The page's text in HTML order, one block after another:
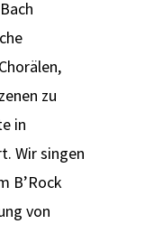
zu
in
Wir singen
B’Rock
von